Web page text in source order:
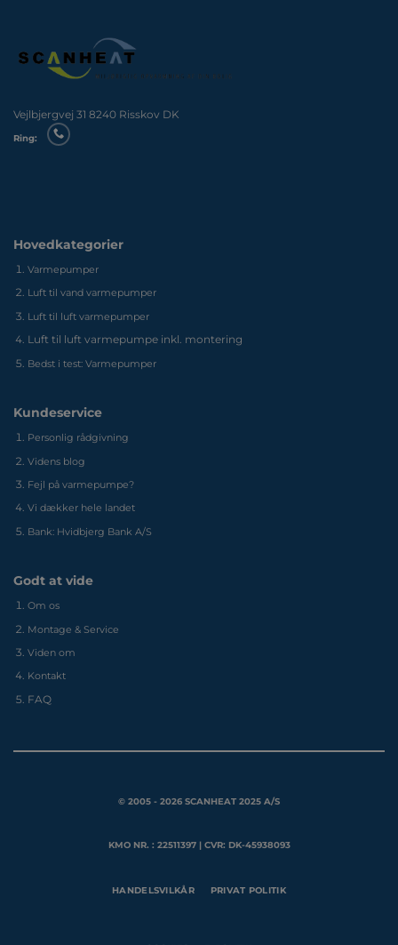
Vejlbjergvej 31 8240 Risskov DK
Ring:
Hovedkategorier
Varmepumper
Luft til vand varmepumper
Luft til luft varmepumper
Luft til luft varmepumpe inkl. montering
Bedst i test: Varmepumper
Kundeservice
Personlig rådgivning
Videns blog
Fejl på varmepumpe?
Vi dækker hele landet
Bank: Hvidbjerg Bank A/S
Godt at vide
Om os
Montage & Service
Viden om
Kontakt
FAQ
© 2005 - 2026 SCANHEAT 2025 A/S
KMO NR. : 22511397 | CVR: DK-45938093
HANDELSVILKÅR PRIVAT POLITIK